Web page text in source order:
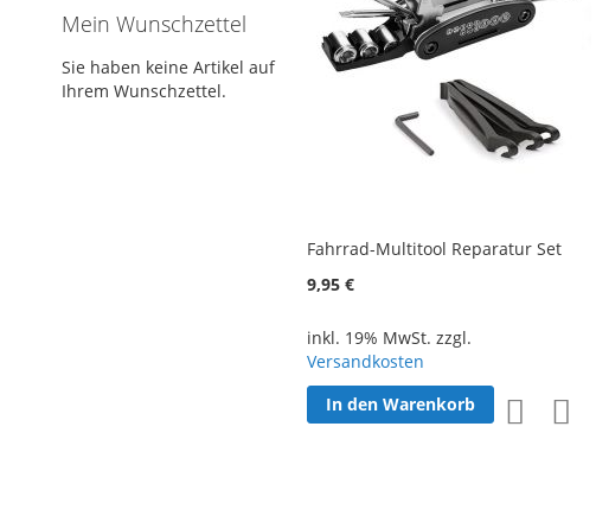
Fahrrad-Multitool Reparatur Set
9,95 €
inkl. 19% MwSt. zzgl.
Versandkosten
In den Warenkorb
Mein Wunschzettel
Sie haben keine Artikel auf
Ihrem Wunschzettel.